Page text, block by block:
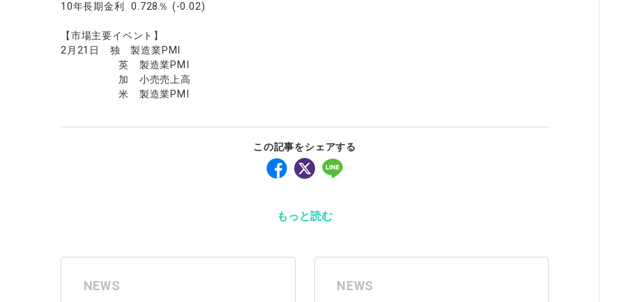
10年長期金利 0.728％ (-0.02)
【市場主要イベント】
2月21日 独 製造業PMI
英 製造業PMI
加 小売売上高
米 製造業PMI
この記事をシェアする
もっと読む
NEWS
NEWS